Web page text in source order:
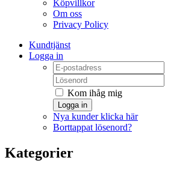
Köpvillkor
Om oss
Privacy Policy
Kundtjänst
Logga in
Kom ihåg mig
Logga in
Nya kunder klicka här
Borttappat lösenord?
Kategorier